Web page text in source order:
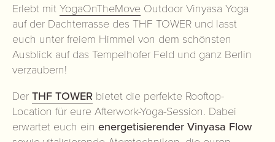
Erlebt mit YogaOnTheMove Outdoor Vinyasa Yoga
auf der Dachterrasse des THF TOWER und lasst
euch unter freiem Himmel von dem schönsten
Ausblick auf das Tempelhofer Feld und ganz Berlin
verzaubern!
Der THF TOWER bietet die perfekte Rooftop-
Location für eure Afterwork-Yoga-Session. Dabei
erwartet euch ein energetisierender Vinyasa Flow